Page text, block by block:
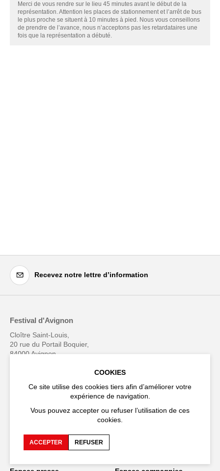
Merci de vous rendre sur le lieu 45 minutes avant le début de la
représentation. Attention les places de stationnement et l’arrêt de bus
le plus proche se situent à 10 minutes à pied. Nous vous conseillons
de prendre de l’avance, nous n’acceptons pas les retardataires une
fois que la représentation a débuté.
Recevez notre lettre d’information
Festival d'Avignon
Cloître Saint-Louis,
20 rue du Portail Boquier,
84000 Avignon
Recrutements et appels
COOKIES
Ce site utilise des cookies tiers afin d’améliorer votre
expérience de navigation.
Vous pouvez accepter ou refuser l’utilisation de ces
cookies.
ACCEPTER REFUSER